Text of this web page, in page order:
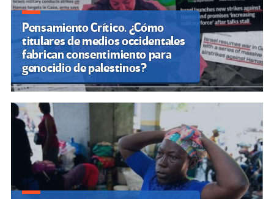
Pensamiento Crítico. ¿Cómo
titulares de medios occidentales
fabrican consentimiento para
genocidio de palestinos?